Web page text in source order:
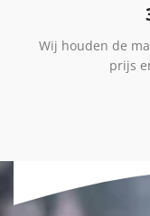
Wij houden de
prijs